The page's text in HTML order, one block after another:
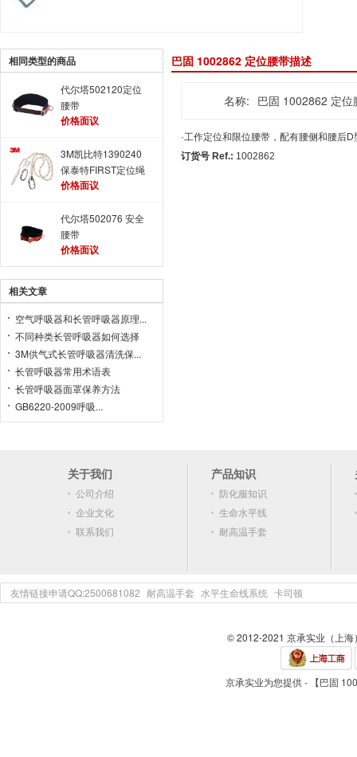
相同类型的商品
代尔塔502120定位
腰带
价格面议
3M凯比特1390240
保泰特FIRST定位绳
价格面议
代尔塔502076 安全
腰带
价格面议
相关文章
空气呼吸器和长管呼吸器原理...
不同种类长管呼吸器如何选择
3M供气式长管呼吸器清洗保...
长管呼吸器常用术语表
长管呼吸器面罩保养方法
GB6220-2009呼吸...
巴固 1002862 定位腰带描述
名称: 巴固 1002862 定位
·工作定位和限位腰带，配有腰侧和腰后D
订货号 Ref.: 1002862
关于我们
公司介绍
企业文化
联系我们
产品知识
防化服知识
生命水平线
耐高温手套
友情链接申请QQ:2500681082 耐高温手套 水平生命线系统 卡司顿
© 2012-2021 京承实业（上
京承实业为您提供 - 【巴固